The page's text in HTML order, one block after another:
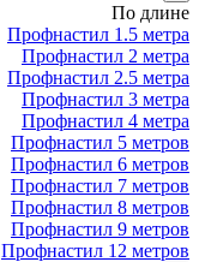
По длине
Профнастил 1.5 метра
Профнастил 2 метра
Профнастил 2.5 метра
Профнастил 3 метра
Профнастил 4 метра
Профнастил 5 метров
Профнастил 6 метров
Профнастил 7 метров
Профнастил 8 метров
Профнастил 9 метров
Профнастил 12 метров